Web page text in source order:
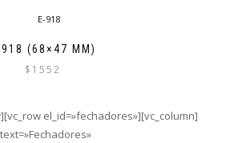
918 (68×47 MM)
$ 1552
el_id=»fechadores»][vc_column]